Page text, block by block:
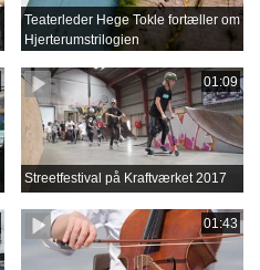
Teaterleder Hege Tokle fortæller om
Hjerterumstrilogien
01:09
Streetfestival på Kraftværket 2017
01:43